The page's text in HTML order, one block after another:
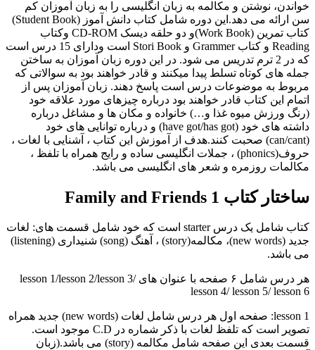
خواندن، نوشتن و مکالمه به زبان انگلیسی را به زبان آموزان کم
سن ارائه می دهد.این دوره شامل کتاب دانش آموز (Student Book)
کتاب تمرین (Work Book)و دو حلقه دیسک CD-ROM وکتاب
Reading و کتاب Grammer و Stori Book است ودارای 15 درس است
که در 2 ترم تدریس می شود. در این دوره زبان آموزان به ساختن
جمله های کوتاه تسلط پیدا میکنند و قادر خواهند بود به سوالاتی که
مربوط به موضوعات درس است پاسخ دهند. زبان آموزان پس از
اتمام این کتاب قادر خواهند بود درباره چیزهای مورد علاقه خود
(رنگ ورزش میوه غذا و…) خانواده و مکان ها و مشاغل درباره
داشته های خود (have got/has got) و درباره توانایی های خود
(can/cant) صحبت کنند.هدف از آموزش این کتاب ، آشنایی با لغات ،
حروف(phonics) ، جملات انگلیسی ساده و رایج همراه با تلفظ ،
مکالمات روزمره و شعر های انگلیسی می باشد.
ساختار کتاب Family and Friends 1
کتاب شامل یک درس starter است که خود شامل قسمت های: لغات
جدید (new words)، مکالمه(story) ، آهنگ (song) شنیداری (listening)
می باشد.
هر درس شامل ۶ صفحه با عنوان های lesson 1/lesson 2/lesson 3/
lesson 4/ lesson 5/ lesson 6
lesson 1: صفحه اول هر درس شامل لغات (new words) جدید همراه
تصویر است که تلفظ لغات با ذکر شماره در C.D موجود است.
قسمت بعدی این صفحه شامل مکالمه (story) می باشد.(زبان